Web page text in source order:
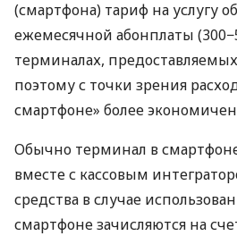
(смартфона) тариф на услугу
ежемесячной абонплаты
терминалах,
поэтому с точки зрения
смартфоне» более
Обычно терминал в
вместе с кассовым
средства в случае
смартфоне зачисляются на